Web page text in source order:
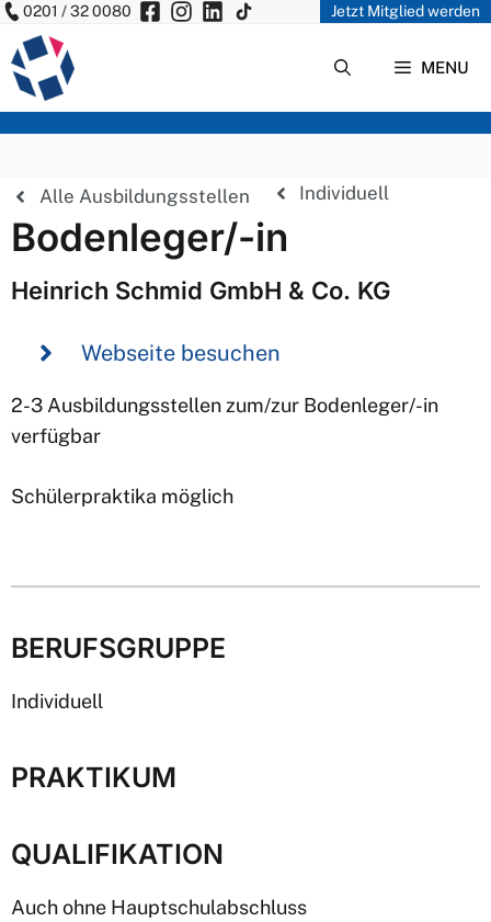
Zum
Inhalt
springen
0201 / 32 0080 Jetzt Mitglied werden
MENU
Alle Ausbildungsstellen Individuell
Bodenleger/-in
Heinrich Schmid GmbH & Co. KG
Webseite besuchen
2-3 Ausbildungsstellen zum/zur Bodenleger/-in
verfügbar
Schülerpraktika möglich
BERUFSGRUPPE
Individuell
PRAKTIKUM
QUALIFIKATION
Auch ohne Hauptschulabschluss